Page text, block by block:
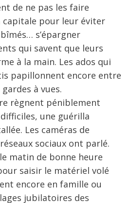
de ne pas les faire
capitale pour leur éviter
s’épargner
qui savent que leurs
à la main. Les ados qui
papillonnent encore entre
à vues.
règnent péniblement
une guérilla
Les caméras de
sociaux ont parlé.
matin de bonne heure
saisir le matériel volé
encore en famille ou
jubilatoires des